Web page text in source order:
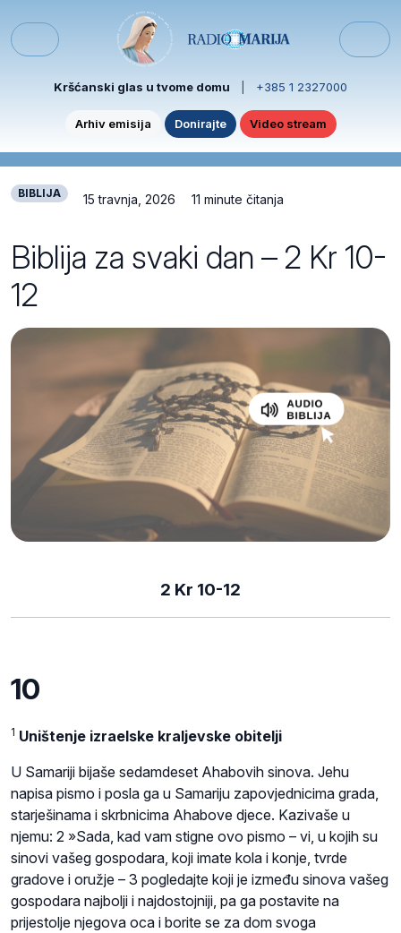
Menu
Kršćanski glas u tvome domu +385 1 2327000
Arhiv emisija Donirajte Video stream
BIBLIJA 15 travnja, 2026 11 minute čitanja
Biblija za svaki dan – 2 Kr 10-
12
2 Kr 10-12
10
1 Uništenje izraelske kraljevske obitelji
U Samariji bijaše sedamdeset Ahabovih sinova. Jehu
napisa pismo i posla ga u Samariju zapovjednicima grada,
starješinama i skrbnicima Ahabove djece. Kazivaše u
njemu: 2 »Sada, kad vam stigne ovo pismo – vi, u kojih su
sinovi vašeg gospodara, koji imate kola i konje, tvrde
gradove i oružje – 3 pogledajte koji je između sinova vašeg
gospodara najbolji i najdostojniji, pa ga postavite na
prijestolje njegova oca i borite se za dom svoga